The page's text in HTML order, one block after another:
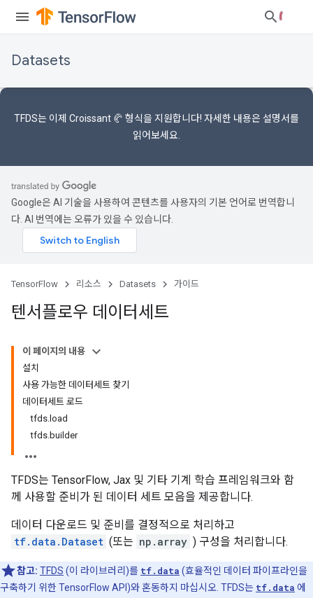
Datasets
TFDS는 이제 Croissant 🥐 형식을 지원합니다! 자세한 내용은 설명서를
읽어보세요.
Google은 AI 기술을 사용하여 콘텐츠를 사용자의 기본 언어로 번역합니
다. AI 번역에는 오류가 있을 수 있습니다.
TensorFlow 리소스 Datasets 가이드
텐서플로우 데이터세트
이 페이지의 내용
설치
사용 가능한 데이터세트 찾기
데이터세트 로드
tfds.load
tfds.builder
TFDS는 TensorFlow, Jax 및 기타 기계 학습 프레임워크와 함
께 사용할 준비가 된 데이터 세트 모음을 제공합니다.
데이터 다운로드 및 준비를 결정적으로 처리하고
tf.data.Dataset (또는 np.array ) 구성을 처리합니다.
참고: TFDS (이 라이브러리)를 tf.data (효율적인 데이터 파이프라인을
구축하기 위한 TensorFlow API)와 혼동하지 마십시오. TFDS는 tf.data 에